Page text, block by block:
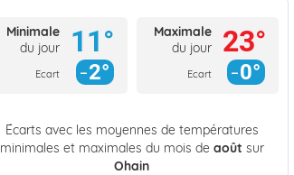
Minimale
du jour
Ecart
11°
2°
Maximale
du jour
Ecart
23°
0°
Écarts avec les moyennes de températures
minimales et maximales du mois de août sur
Ohain